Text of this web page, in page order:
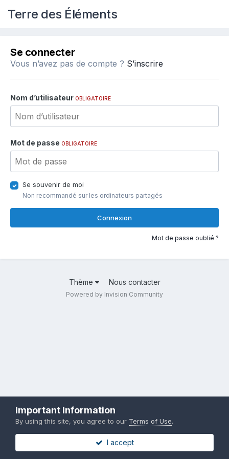
Terre des Éléments
Se connecter
Vous n’avez pas de compte ? S’inscrire
Nom d’utilisateur OBLIGATOIRE
Mot de passe OBLIGATOIRE
Se souvenir de moi
Non recommandé sur les ordinateurs partagés
Connexion
Mot de passe oublié ?
Thème Nous contacter
Powered by Invision Community
Important Information
By using this site, you agree to our Terms of Use.
I accept